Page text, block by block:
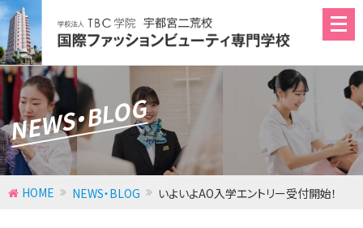
ファッション学科
ブライダルスペシャリスト学科
エステティックビューティ学科
NEWS・BLOG
HOME NEWS・BLOG いよいよAO入学エントリー受付開始！